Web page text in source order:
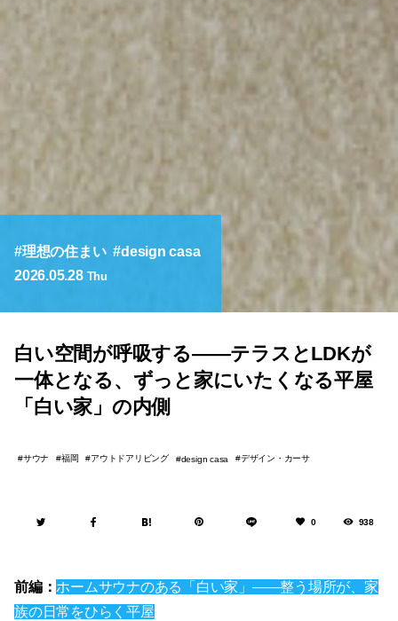
理想の住まい
design casa
2026.05.28 Thu
白い空間が呼吸する——テラスとLDKが
一体となる、ずっと家にいたくなる平屋
「白い家」の内側
サウナ 福岡 アウトドアリビング design casa デザイン・カーサ
0 938
前編： ホームサウナのある「白い家」——整う場所が、家
族の日常をひらく平屋